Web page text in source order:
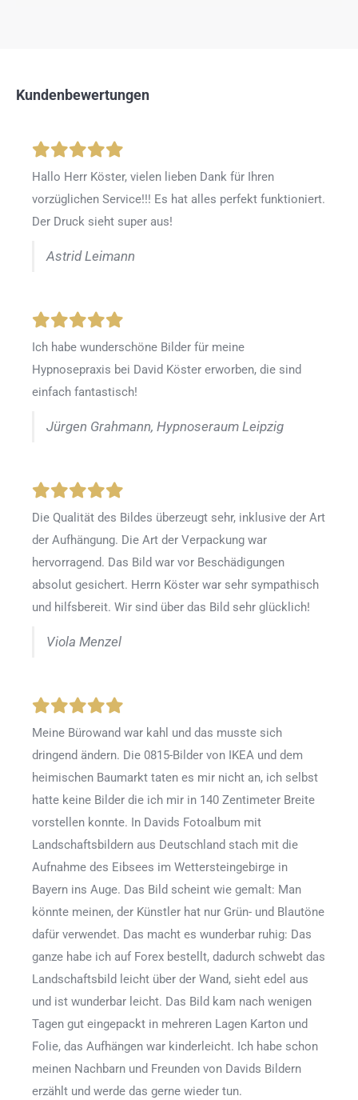
Kundenbewertungen
Hallo Herr Köster, vielen lieben Dank für Ihren
vorzüglichen Service!!! Es hat alles perfekt funktioniert.
Der Druck sieht super aus!
Astrid Leimann
Ich habe wunderschöne Bilder für meine
Hypnosepraxis bei David Köster erworben, die sind
einfach fantastisch!
Jürgen Grahmann, Hypnoseraum Leipzig
Die Qualität des Bildes überzeugt sehr, inklusive der Art
der Aufhängung. Die Art der Verpackung war
hervorragend. Das Bild war vor Beschädigungen
absolut gesichert. Herrn Köster war sehr sympathisch
und hilfsbereit. Wir sind über das Bild sehr glücklich!
Viola Menzel
Meine Bürowand war kahl und das musste sich
dringend ändern. Die 0815-Bilder von IKEA und dem
heimischen Baumarkt taten es mir nicht an, ich selbst
hatte keine Bilder die ich mir in 140 Zentimeter Breite
vorstellen konnte. In Davids Fotoalbum mit
Landschaftsbildern aus Deutschland stach mit die
Aufnahme des Eibsees im Wettersteingebirge in
Bayern ins Auge. Das Bild scheint wie gemalt: Man
könnte meinen, der Künstler hat nur Grün- und Blautöne
dafür verwendet. Das macht es wunderbar ruhig: Das
ganze habe ich auf Forex bestellt, dadurch schwebt das
Landschaftsbild leicht über der Wand, sieht edel aus
und ist wunderbar leicht. Das Bild kam nach wenigen
Tagen gut eingepackt in mehreren Lagen Karton und
Folie, das Aufhängen war kinderleicht. Ich habe schon
meinen Nachbarn und Freunden von Davids Bildern
erzählt und werde das gerne wieder tun.